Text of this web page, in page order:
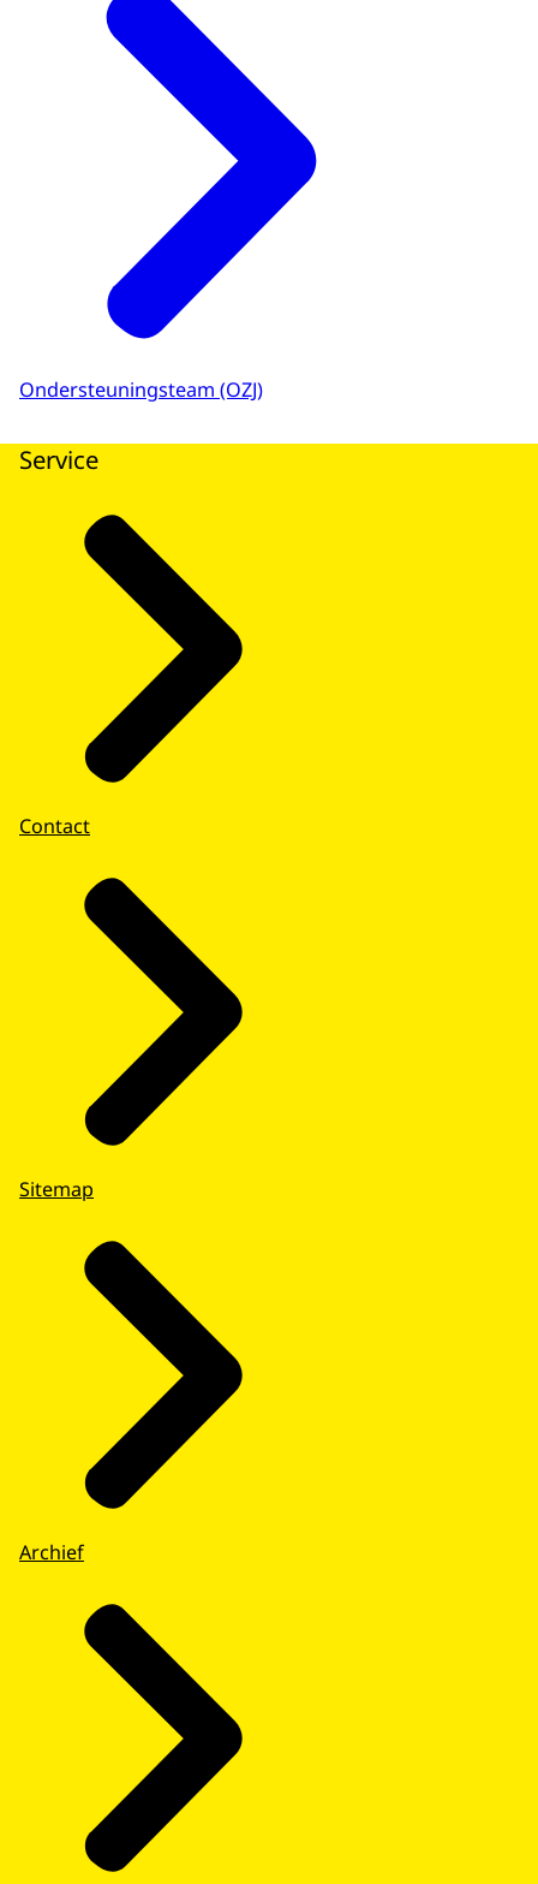
Ondersteuningsteam (OZJ)
Service
Contact
Sitemap
Archief